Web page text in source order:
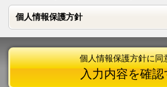
個人情報保護方針
個人情報保護方針
個人情報保護方針に同
入力内容を確認